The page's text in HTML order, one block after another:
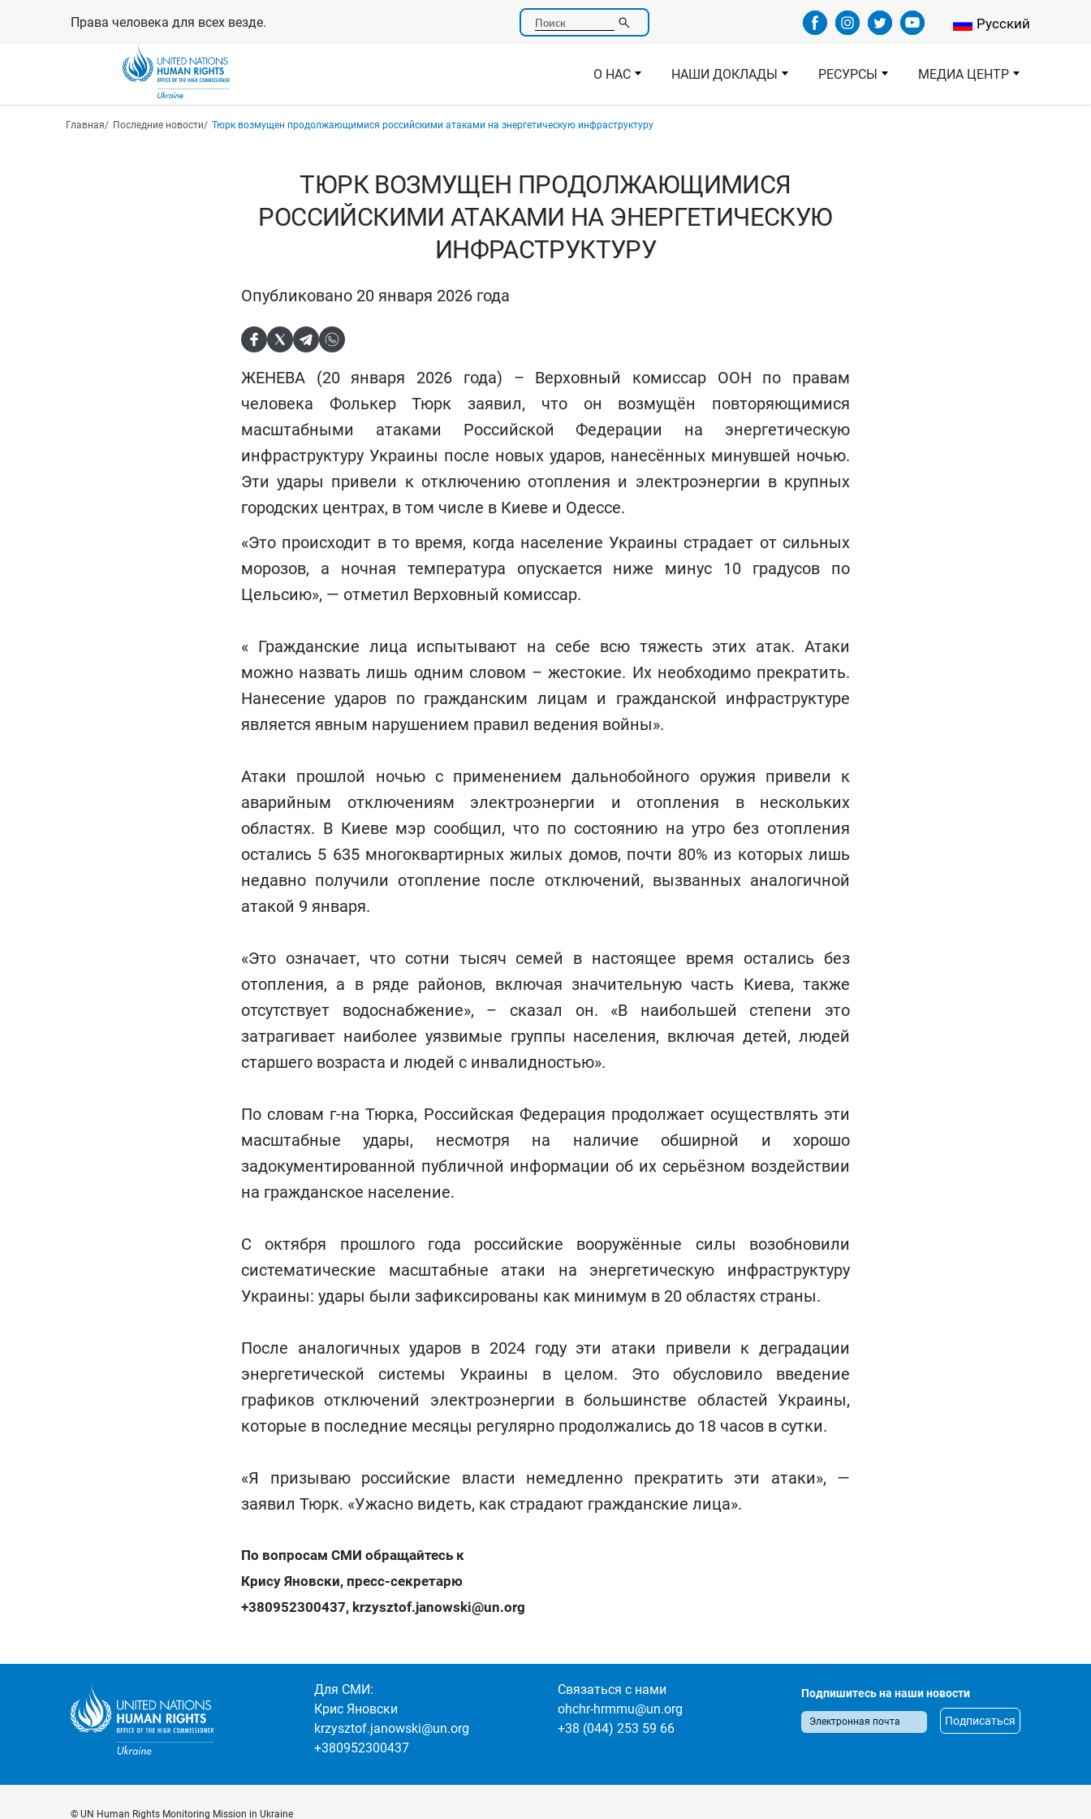
Права человека для всех везде. Поиск Select your
Русский
О НАС НАШИ ДОКЛАДЫ РЕСУРСЫ МЕДИА ЦЕНТР
Строка навигации
Главная Последние новости Тюрк возмущен продолжающимися российскими атаками на энергетическую инфраструктуру
ТЮРК ВОЗМУЩЕН ПРОДОЛЖАЮЩИМИСЯ
РОССИЙСКИМИ АТАКАМИ НА ЭНЕРГЕТИЧЕСКУЮ
ИНФРАСТРУКТУРУ
Опубликовано 20 января 2026 года
ЖЕНЕВА (20 января 2026 года) – Верховный комиссар ООН по правам
человека Фолькер Тюрк заявил, что он возмущён повторяющимися
масштабными атаками Российской Федерации на энергетическую
инфраструктуру Украины после новых ударов, нанесённых минувшей ночью.
Эти удары привели к отключению отопления и электроэнергии в крупных
городских центрах, в том числе в Киеве и Одессе.
«Это происходит в то время, когда население Украины страдает от сильных
морозов, а ночная температура опускается ниже минус 10 градусов по
Цельсию», — отметил Верховный комиссар.
« Гражданские лица испытывают на себе всю тяжесть этих атак. Атаки
можно назвать лишь одним словом – жестокие. Их необходимо прекратить.
Нанесение ударов по гражданским лицам и гражданской инфраструктуре
является явным нарушением правил ведения войны».
Атаки прошлой ночью с применением дальнобойного оружия привели к
аварийным отключениям электроэнергии и отопления в нескольких
областях. В Киеве мэр сообщил, что по состоянию на утро без отопления
остались 5 635 многоквартирных жилых домов, почти 80% из которых лишь
недавно получили отопление после отключений, вызванных аналогичной
атакой 9 января.
«Это означает, что сотни тысяч семей в настоящее время остались без
отопления, а в ряде районов, включая значительную часть Киева, также
отсутствует водоснабжение», – сказал он. «В наибольшей степени это
затрагивает наиболее уязвимые группы населения, включая детей, людей
старшего возраста и людей с инвалидностью».
По словам г-на Тюрка, Российская Федерация продолжает осуществлять эти
масштабные удары, несмотря на наличие обширной и хорошо
задокументированной публичной информации об их серьёзном воздействии
на гражданское население.
С октября прошлого года российские вооружённые силы возобновили
систематические масштабные атаки на энергетическую инфраструктуру
Украины: удары были зафиксированы как минимум в 20 областях страны.
После аналогичных ударов в 2024 году эти атаки привели к деградации
энергетической системы Украины в целом. Это обусловило введение
графиков отключений электроэнергии в большинстве областей Украины,
которые в последние месяцы регулярно продолжались до 18 часов в сутки.
«Я призываю российские власти немедленно прекратить эти атаки», —
заявил Тюрк. «Ужасно видеть, как страдают гражданские лица».
По вопросам СМИ обращайтесь к
Крису Яновски, пресс-секретарю
+380952300437, krzysztof.janowski@un.org
Для СМИ:
Крис Яновски
krzysztof.janowski@un.org
+380952300437
Связаться с нами
ohchr-hrmmu@un.org
+38 (044) 253 59 66
Подпишитесь на наши новости
© UN Human Rights Monitoring Mission in Ukraine